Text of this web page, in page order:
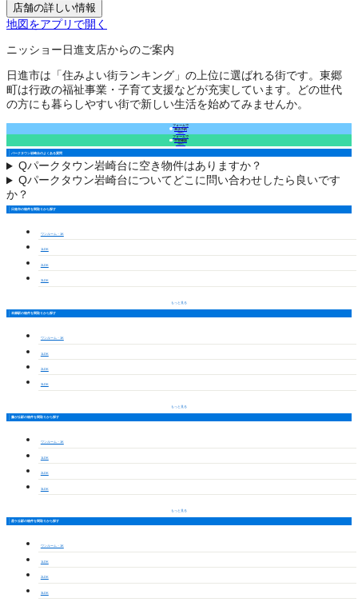
店舗の詳しい情報
地図をアプリで開く
ニッショー日進支店からのご案内
日進市は「住みよい街ランキング」の上位に選ばれる街です。東郷
町は行政の福祉事業・子育て支援などが充実しています。どの世代
の方にも暮らしやすい街で新しい生活を始めてみませんか。
フォームで
来店予約
（無料）
フォームで
空室確認
（無料）
パークタウン岩崎台のよくある質問
Qパークタウン岩崎台に空き物件はありますか？
Qパークタウン岩崎台についてどこに問い合わせしたら良いです
か？
日進市の物件を間取りから探す
ワンルーム・1K
1LDK
2LDK
3LDK
もっと見る
本郷駅の物件を間取りから探す
ワンルーム・1K
1LDK
2LDK
3LDK
もっと見る
藤が丘駅の物件を間取りから探す
ワンルーム・1K
1LDK
2LDK
3LDK
もっと見る
星ケ丘駅の物件を間取りから探す
ワンルーム・1K
1LDK
2LDK
3LDK